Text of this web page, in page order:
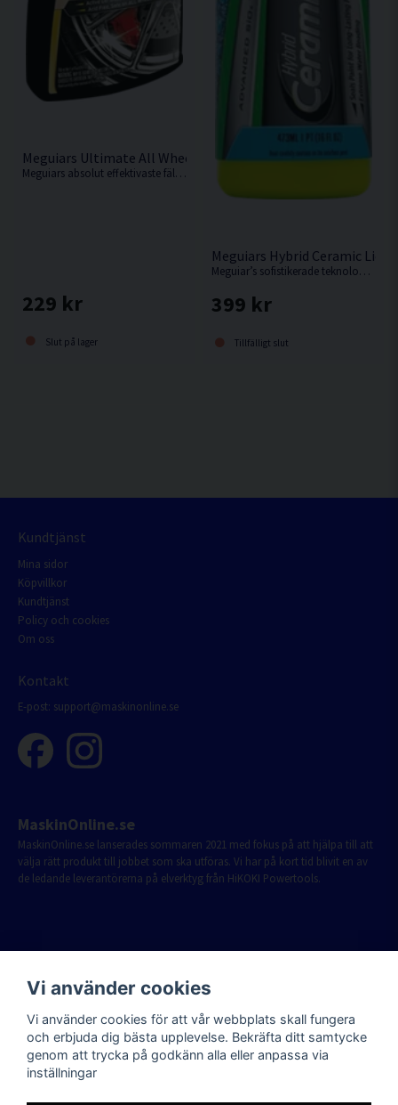
Meguiars Ultimate All Wheel Cleaner 709ml Fälgrengöring
Meguiars absolut effektivaste fälgrengörning någonsin! Helt PH-neutral och är säker att använda på alla typer av fälgar/material.
229 kr
Slut på lager
Meguiars Hybrid Ceramic
Meguiar’s sofistikerade teknologi gör denna keramiska produkt lika enkel att använda som våra traditionella vaxer.
399 kr
Tillfälligt slut
Kundtjänst
Mina sidor
Köpvillkor
Kundtjänst
Policy och cookies
Om oss
Kontakt
E-post: support@maskinonline.se
MaskinOnline.se
MaskinOnline.se lanserades sommaren 2021 med fokus på att hjälpa till att
välja rätt produkt till jobbet som ska utföras. Vi har på kort tid blivit en av
de ledande leverantörerna på elverktyg från HiKOKI Powertools.
Vi använder cookies
Vi använder cookies för att vår webbplats skall fungera
och erbjuda dig bästa upplevelse. Bekräfta ditt samtycke
genom att trycka på godkänn alla eller anpassa via
inställningar